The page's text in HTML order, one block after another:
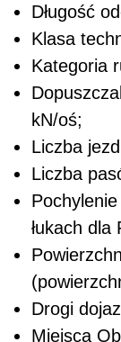
Długość
Klasa
Kategoria
kN/oś;
Liczba
Liczba
łukach dla
Drogi
Miejsca